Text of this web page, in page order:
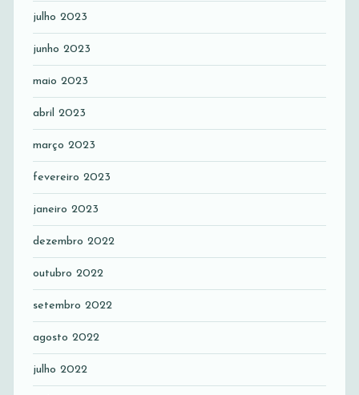
julho 2023
junho 2023
maio 2023
abril 2023
março 2023
fevereiro 2023
janeiro 2023
dezembro 2022
outubro 2022
setembro 2022
agosto 2022
julho 2022